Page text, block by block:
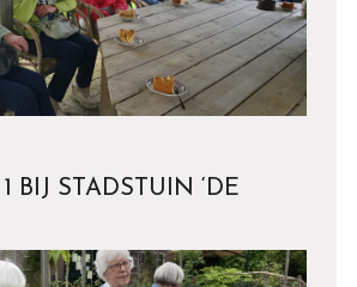
BIJ STADSTUIN ‘DE